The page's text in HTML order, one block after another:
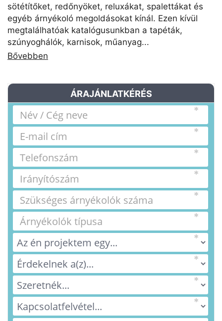
sötétítőket, redőnyöket, reluxákat, spalettákat és
egyéb árnyékoló megoldásokat kínál. Ezen kívül
megtalálhatóak katalógusunkban a tapéták,
szúnyoghálók, karnisok, műanyag...
Bővebben
ÁRAJÁNLATKÉRÉS